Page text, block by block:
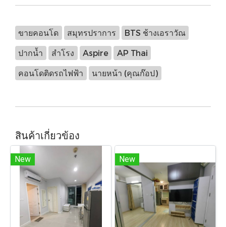
ขายคอนโด สมุทรปราการ BTS ช้างเอราวัณ
ปากน้ำ สำโรง Aspire AP Thai
คอนโดติดรถไฟฟ้า นายหน้า (คุณก๊อป)
สินค้าเกี่ยวข้อง
New New